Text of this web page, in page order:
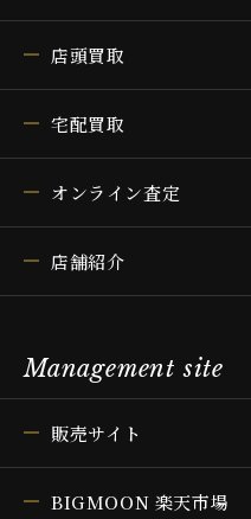
店頭買取
宅配買取
オンライン査定
店舗紹介
Management site
販売サイト
BIGMOON 楽天市場